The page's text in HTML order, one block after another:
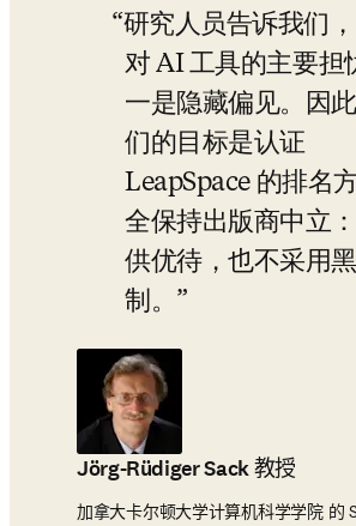
研究人员告诉我们
对 AI 工具的主要担
一是隐藏偏见。因
们的目标是认证
LeapSpace 的排名
全保持出版商中立
供优待，也不采用
制。
Jörg-Rüdiger Sack 教授
加拿大卡尔顿大学计算机科学学院 的